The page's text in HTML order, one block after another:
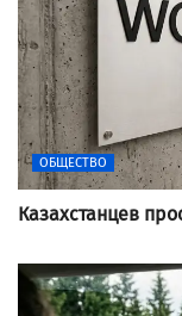
ОБЩЕСТВО
Казахстанцев